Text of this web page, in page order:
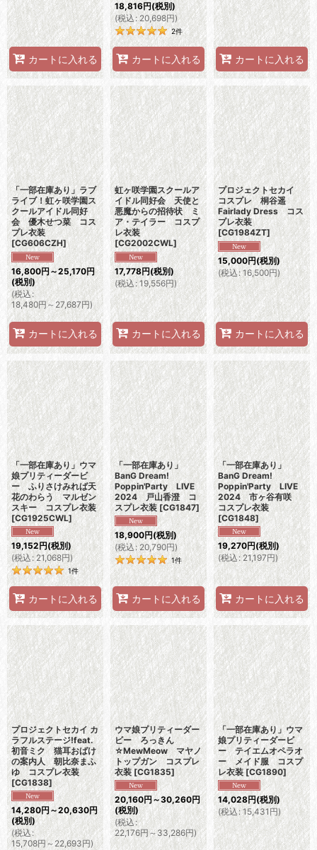
カートに入れる
18,816円(税別)
(税込: 20,698円)
2件
カートに入れる カートに入れる
「一部在庫あり」ラブ
ライブ！虹ヶ咲学園ス
クールアイドル同好
会 優木せつ菜 コス
プレ衣装
[CG606CZH]
16,800円～25,170円
(税別)
(税込:
18,480円～27,687円)
カートに入れる
虹ヶ咲学園スクールア
イドル同好会 天使と
悪魔からの招待状 ミ
ア・テイラー コスプ
レ衣装
[CG2002CWL]
17,778円(税別)
(税込 : 19,556円)
カートに入れる
プロジェクトセカイ
コスプレ 桐谷遥
Fairlady Dress コス
プレ衣装
[CG1984ZT]
15,000円(税別)
(税込: 16,500円)
カートに入れる
「一部在庫あり」ウマ
娘プリティーダービ
ー ふりさけみれば天
花のわらう マルゼン
スキー コスプレ衣装
[CG1925CWL]
19,152円(税別)
(税込 : 21,068円)
1件
カートに入れる
「一部在庫あり」
BanG Dream!
Poppin'Party LIVE
2024 戸山香澄 コ
スプレ衣装 [CG1847]
18,900円(税別)
(税込: 20,790円)
1件
カートに入れる
「一部在庫あり」
BanG Dream!
Poppin'Party LIVE
2024 市ヶ谷有咲
コスプレ衣装
[CG1848]
19,270円(税別)
(税込 : 21,197円)
カートに入れる
プロジェクトセカイ カ
ラフルステージ!feat.
初音ミク 猫耳おばけ
の案内人 朝比奈まふ
ゆ コスプレ衣装
[CG1838]
14,280円～20,630円
(税別)
(税込:
15,708円～22,693円)
ウマ娘プリティーダー
ビー ろっきん
☆MewMeow マヤノ
トップガン コスプレ
衣装 [CG1835]
20,160円～30,260円
(税別)
(税込:
22,176円～33,286円)
「一部在庫あり」ウマ
娘プリティーダービ
ー テイエムオペラオ
ー メイド服 コスプ
レ衣装 [CG1890]
14,028円(税別)
(税込: 15,431 円)